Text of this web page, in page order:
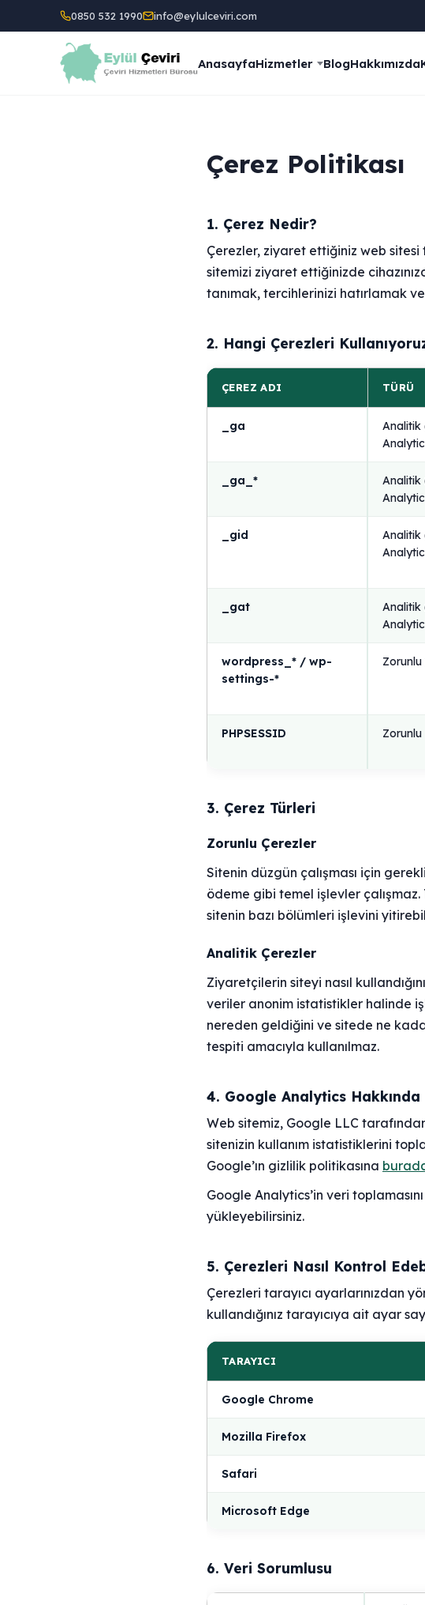
0850 532 1990 info@eylulceviri.com
AnasayfaHizmetler BlogHakkımızda
Çerez Politikası
1. Çerez Nedir?
Çerezler, ziyaret ettiğiniz web sitesi
sitemizi ziyaret ettiğinizde
tanımak, tercihlerinizi hatırlamak
2. Hangi Çerezleri
ÇEREZ ADI TÜRÜ
_ga
Analitik
_ga_*
Analitik
_gid
Analitik
_gat
Analitik
wordpress_* / wp-
settings-*
PHPSESSID Zorunlu
3. Çerez Türleri
Zorunlu Çerezler
Sitenin düzgün çalışması için
ödeme gibi temel işlevler çalışmaz.
sitenin bazı bölümleri işlevini
Analitik Çerezler
Ziyaretçilerin siteyi nasıl
veriler anonim istatistikler halinde
nereden geldiğini ve sitede ne
tespiti amacıyla kullanılmaz.
4. Google Analytics Hakkında
Web sitemiz, Google LLC
sitenizin kullanım istatistiklerini
Google’ın gizlilik politikasına
Google Analytics’in veri
yükleyebilirsiniz.
5. Çerezleri Nasıl Kontrol
Çerezleri tarayıcı ayarlarınızdan
kullandığınız tarayıcıya ait ayar
TARAYICI
Google Chrome
Mozilla Firefox
Safari
Microsoft Edge
6. Veri Sorumlusu